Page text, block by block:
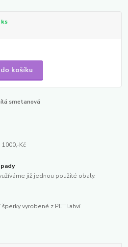
košíku
smetanová
Kč
již jednou použité obaly.
vyrobené z PET lahví